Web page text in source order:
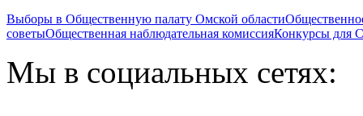
Выборы в Общественную палату Омской области
советыОбщественная наблюдательная комиссияКонкурсы
Мы в социальных сетях: